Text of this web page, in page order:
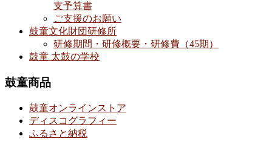
支予算書
ご支援のお願い
鼓童文化財団研修所
研修期間・研修概要・研修費（45期）
鼓童 太鼓の学校
鼓童商品
鼓童オンラインストア
ディスコグラフィー
ふるさと納税